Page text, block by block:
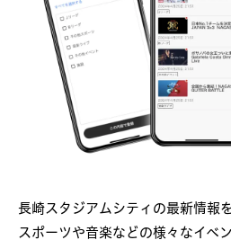
長崎スタジアムシティの最新情報
スポーツや音楽などの様々なイベ